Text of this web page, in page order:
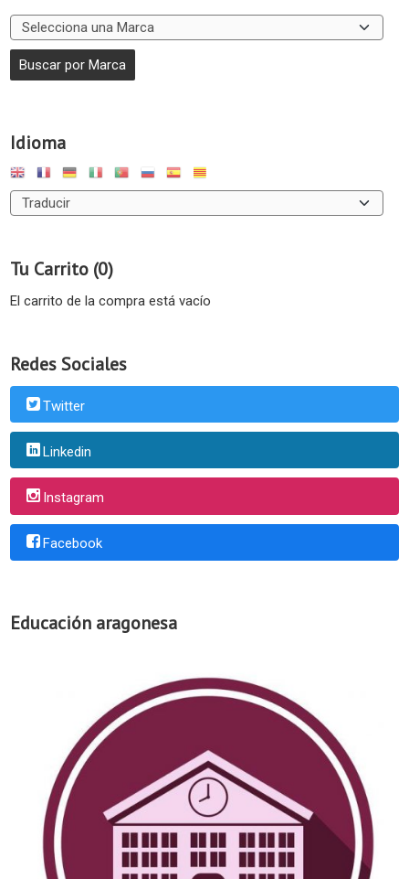
Idioma
Tu Carrito (0)
El carrito de la compra está vacío
Redes Sociales
Twitter
Linkedin
Instagram
Facebook
Educación aragonesa